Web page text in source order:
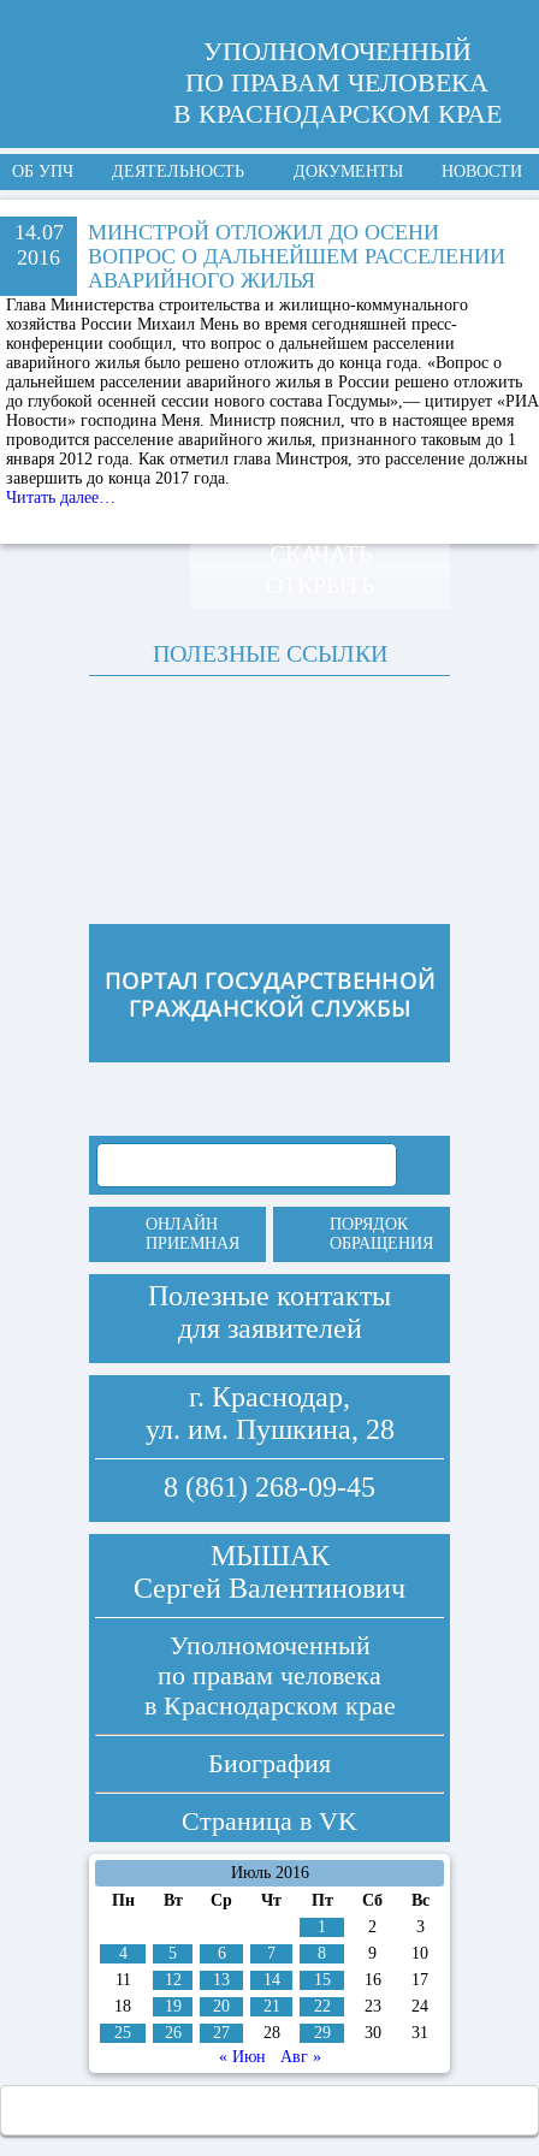
УПОЛНОМОЧЕННЫЙ
ПО ПРАВАМ ЧЕЛОВЕКА
В КРАСНОДАРСКОМ КРАЕ
ОБ УПЧ ДЕЯТЕЛЬНОСТЬ ДОКУМЕНТЫ НОВОСТИ
14.07
2016
МИНСТРОЙ ОТЛОЖИЛ ДО ОСЕНИ
ВОПРОС О ДАЛЬНЕЙШЕМ РАССЕЛЕНИИ
АВАРИЙНОГО ЖИЛЬЯ
Глава Министерства строительства и жилищно-коммунального
хозяйства России Михаил Мень во время сегодняшней пресс-
конференции сообщил, что вопрос о дальнейшем расселении
аварийного жилья было решено отложить до конца года. «Вопрос о
дальнейшем расселении аварийного жилья в России решено отложить
до глубокой осенней сессии нового состава Госдумы»,— цитирует «РИА
Новости» господина Меня. Министр пояснил, что в настоящее время
проводится расселение аварийного жилья, признанного таковым до 1
января 2012 года. Как отметил глава Минстроя, это расселение должны
завершить до конца 2017 года.
Читать далее…
СКАЧАТЬ
ПОЛЕЗНЫЕ ССЫЛКИ
ОНЛАЙН
ПРИЕМНАЯ
ПОРЯДОК
ОБРАЩЕНИЯ
Полезные контакты
для заявителей
г. Краснодар,
ул. им. Пушкина, 28
8 (861) 268-09-45
МЫШАК
Сергей Валентинович
Уполномоченный
по правам человека
в Краснодарском крае
Биография
Страница в VK
Июль 2016
Пн
Вт Ср Чт Пт Сб
Вс
1
2
3
4
5 6 7 8 9
10
11
12 13 14 15 16
17
18
19 20 21 22 23
24
25
26 27 28 29 30
31
« Июн
Авг »